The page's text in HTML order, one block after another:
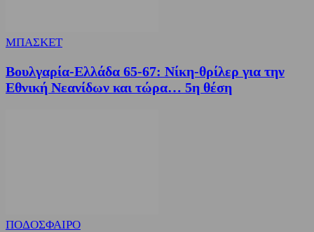
ΜΠΑΣΚΕΤ
Βουλγαρία-Ελλάδα 65-67: Νίκη-θρίλερ για την
Εθνική Νεανίδων και τώρα… 5η θέση
ΠΟΔΟΣΦΑΙΡΟ